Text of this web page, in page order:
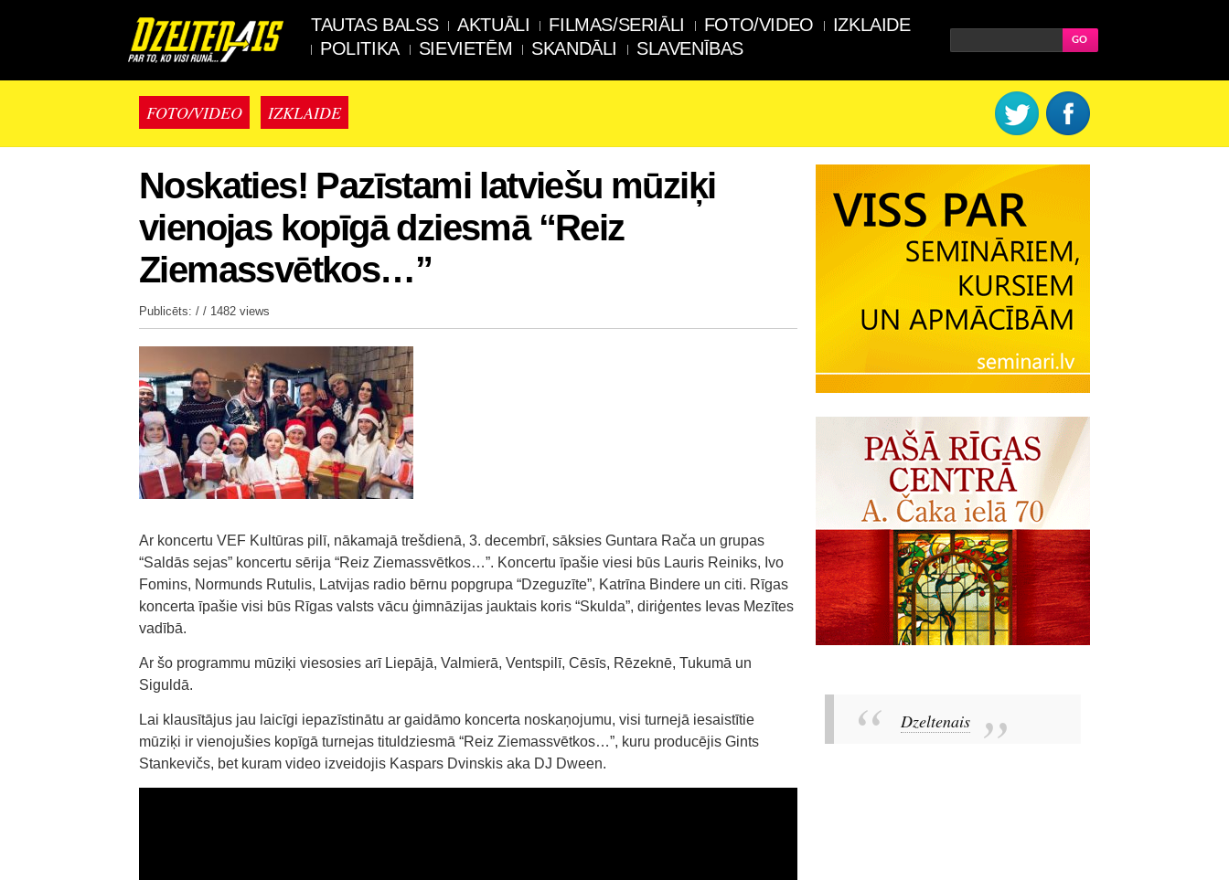
TAUTAS BALSS AKTUĀLI FILMAS/SERIĀLI FOTO/VIDEO
IZKLAIDE
POLITIKA
SIEVIETĒM SKANDĀLI SLAVENĪBAS
FOTO/VIDEO IZKLAIDE
Noskaties! Pazīstami latviešu mūziķi
vienojas kopīgā dziesmā “Reiz
Ziemassvētkos…”
Publicēts: / / 1482 views
Ar koncertu VEF Kultūras pilī, nākamajā trešdienā, 3. decembrī, sāksies Guntara Rača un grupas
“Saldās sejas” koncertu sērija “Reiz Ziemassvētkos…”. Koncertu īpašie viesi būs Lauris Reiniks, Ivo
Fomins, Normunds Rutulis, Latvijas radio bērnu popgrupa “Dzeguzīte”, Katrīna Bindere un citi. Rīgas
koncerta īpašie visi būs Rīgas valsts vācu ģimnāzijas jauktais koris “Skulda”, diriģentes Ievas Mezītes
vadībā.
Ar šo programmu mūziķi viesosies arī Liepājā, Valmierā, Ventspilī, Cēsīs, Rēzeknē, Tukumā un
Siguldā.
Lai klausītājus jau laicīgi iepazīstinātu ar gaidāmo koncerta noskaņojumu, visi turnejā iesaistītie
mūziķi ir vienojušies kopīgā turnejas tituldziesmā “Reiz Ziemassvētkos…”, kuru producējis Gints
Stankevičs, bet kuram video izveidojis Kaspars Dvinskis aka DJ Dween.
Dzeltenais